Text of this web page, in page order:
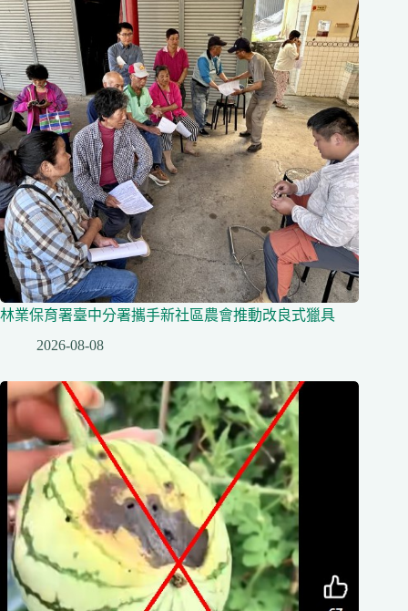
林業保育署臺中分署攜手新社區農會推動改良式獵具
2026-08-08